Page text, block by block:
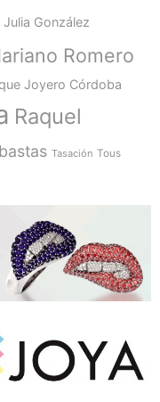
Julia González
Romero
Joyero Córdoba
Raquel
Tasación Tous